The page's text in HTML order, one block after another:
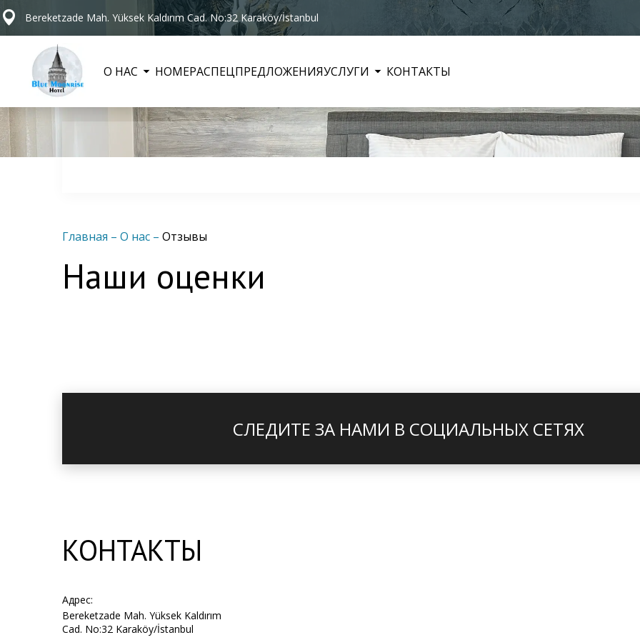
Bereketzade Mah. Yüksek Kaldırım Cad. No:32 Karaköy/İstanbul
О НАС НОМЕРАСПЕЦПРЕДЛОЖЕНИЯУСЛУГИ КОНТАКТЫ
Главная – О нас – Отзывы
Наши оценки
СЛЕДИТЕ ЗА НАМИ В СОЦИАЛЬНЫХ СЕТЯХ
КОНТАКТЫ
Адрес:
Bereketzade Mah. Yüksek Kaldırım
Cad. No:32 Karaköy/İstanbul